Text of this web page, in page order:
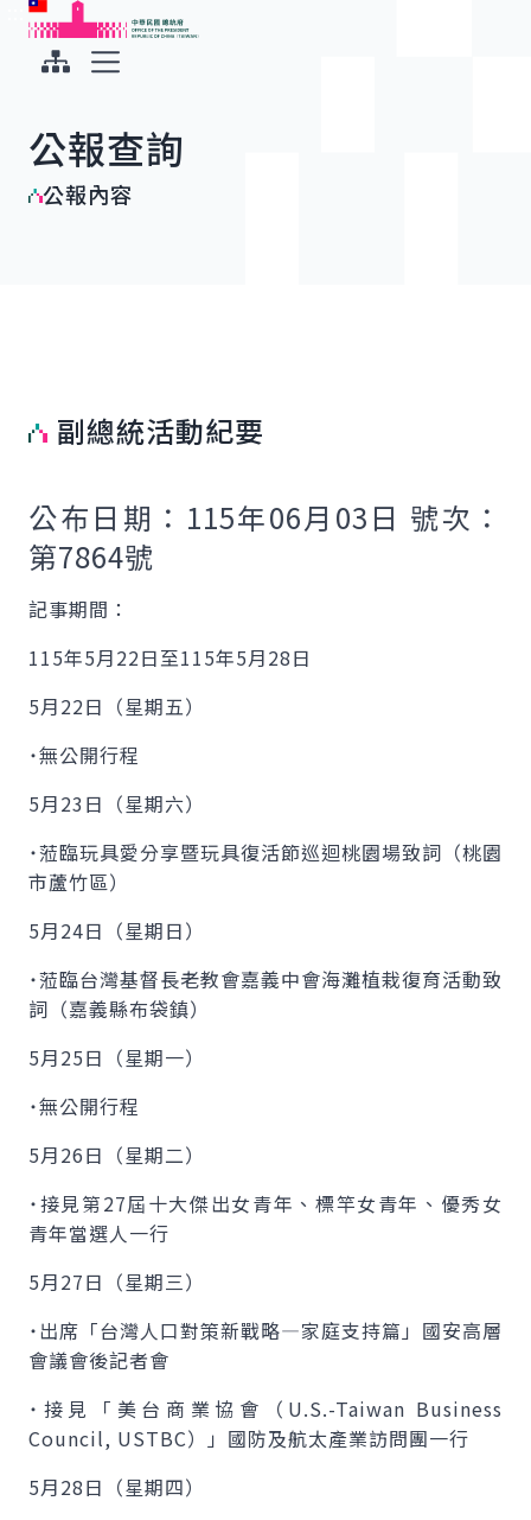
跳到主要內容
中華民國總統府
公報查詢
公報內容
副總統活動紀要
公布日期：115年06月03日 號次：
第7864號
記事期間：
115年5月22日至115年5月28日
5月22日（星期五）
˙無公開行程
5月23日（星期六）
˙蒞臨玩具愛分享暨玩具復活節巡迴桃園場致詞（桃園
市蘆竹區）
5月24日（星期日）
˙蒞臨台灣基督長老教會嘉義中會海灘植栽復育活動致
詞（嘉義縣布袋鎮）
5月25日（星期一）
˙無公開行程
5月26日（星期二）
˙接見第27屆十大傑出女青年、標竿女青年、優秀女
青年當選人一行
5月27日（星期三）
˙出席「台灣人口對策新戰略—家庭支持篇」國安高層
會議會後記者會
˙接見「美台商業協會（U.S.-Taiwan Business
Council, USTBC）」國防及航太產業訪問團一行
5月28日（星期四）